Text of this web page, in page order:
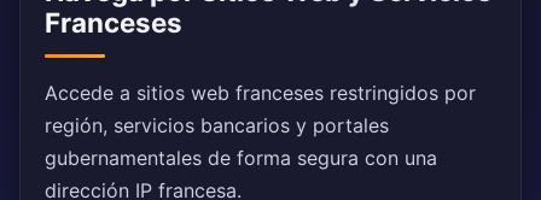
Franceses
Accede a sitios web franceses restringidos por
región, servicios bancarios y portales
gubernamentales de forma segura con una
dirección IP francesa.